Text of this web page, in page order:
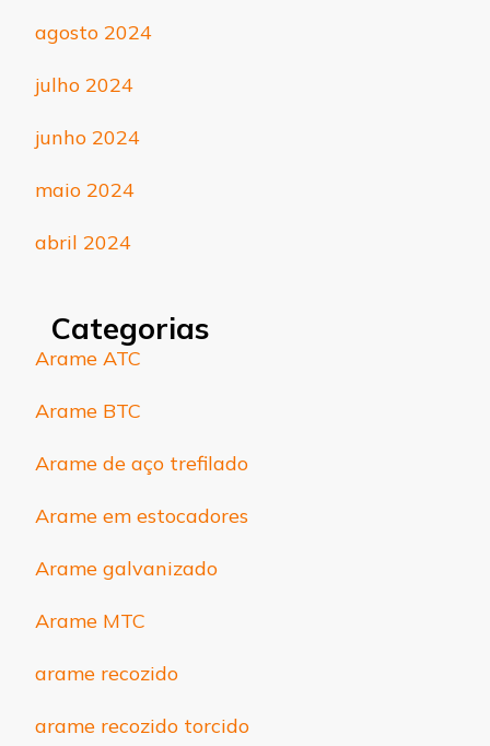
agosto 2024
julho 2024
junho 2024
maio 2024
abril 2024
Categorias
Arame ATC
Arame BTC
Arame de aço trefilado
Arame em estocadores
Arame galvanizado
Arame MTC
arame recozido
arame recozido torcido